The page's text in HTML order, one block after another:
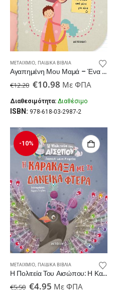
ΜΕΤΑΊΧΜΙΟ, ΠΑΙΔΙΚΆ ΒΙΒΛΊΑ
Αγαπημένη Μου Μαμά – Ένα Βιβλίο Από Μένα Για Σένα
€12.20 Original
was:
€12.20.
€10.98Η
τιμή
είναι:
€10.98.
Με ΦΠΑ
Διαθεσιμότητα: Διαθέσιμο
ISBN: 978-618-03-2987-2
-10%
ΜΕΤΑΊΧΜΙΟ, ΠΑΙΔΙΚΆ ΒΙΒΛΊΑ
Η Πολιτεία Του Αισώπου: Η Καρακάξα Με Τα Δανεικά Φτερά
€5.50 Original
€4.95ΗΜε ΦΠΑ